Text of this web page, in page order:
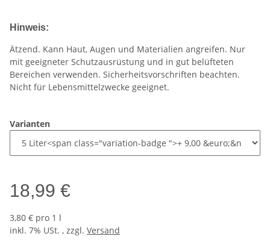
Hinweis:
Ätzend. Kann Haut, Augen und Materialien angreifen. Nur
mit geeigneter Schutzausrüstung und in gut belüfteten
Bereichen verwenden. Sicherheitsvorschriften beachten.
Nicht für Lebensmittelzwecke geeignet.
Varianten
18,99 €
3,80 € pro 1 l
inkl. 7% USt. , zzgl. Versand